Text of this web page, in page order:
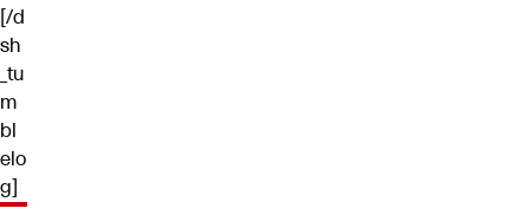
[/d
sh
_tu
m
bl
elo
g]